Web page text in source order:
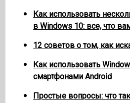
Как использовать
в Windows 10: все, что
12 советов о том, как
Как использовать
смартфонами Android
Простые вопросы: что